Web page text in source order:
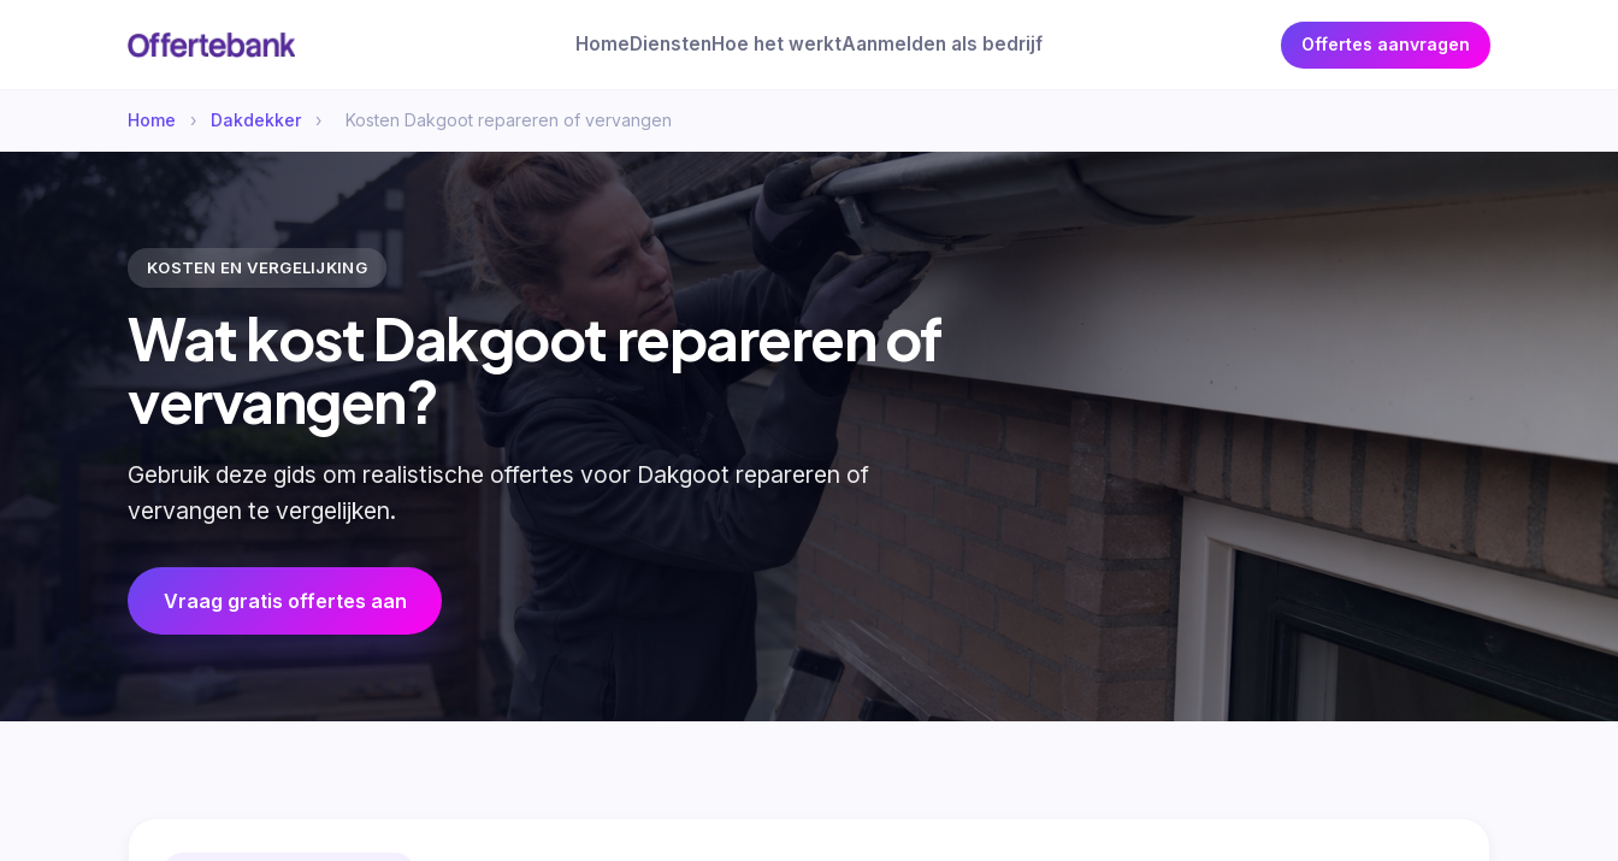
Home Diensten Hoe het werktAanmelden als bedrijf Offertes aanvragen
Home › Dakdekker › Kosten Dakgoot repareren of vervangen
KOSTEN EN VERGELIJKING
Wat kost Dakgoot repareren of
vervangen?
Gebruik deze gids om realistische offertes voor Dakgoot repareren of
vervangen te vergelijken.
Vraag gratis offertes aan